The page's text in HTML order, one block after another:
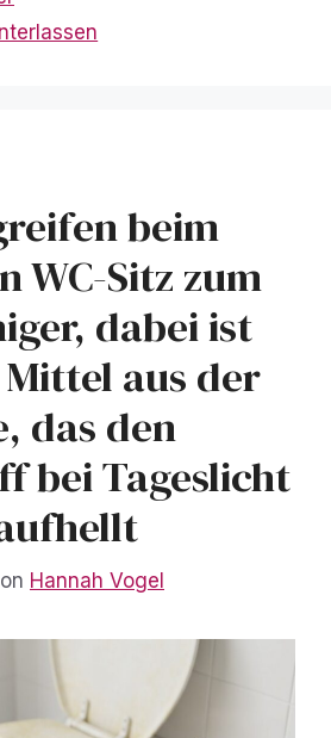
beim
WC-Sitz zum
dabei ist
Mittel aus der
das den
bei Tageslicht
Hannah Vogel